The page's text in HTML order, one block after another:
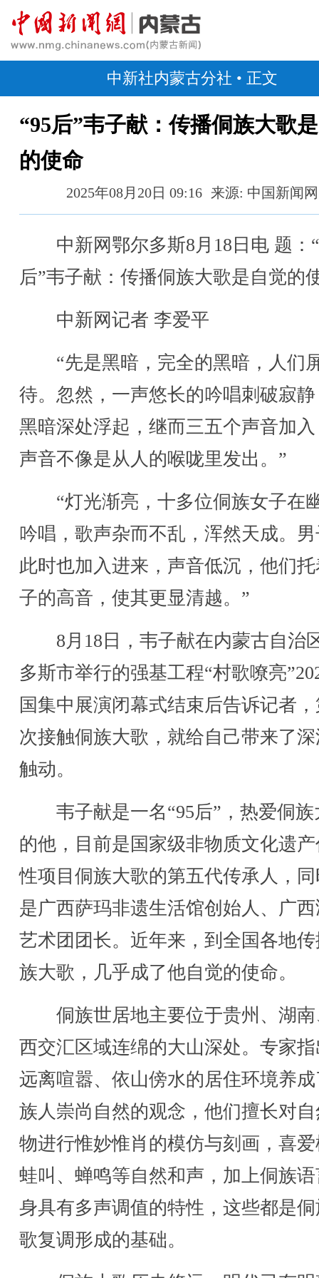
中新社内蒙古分社 • 正文
“95后”韦子献：传播侗族大歌
的使命
2025年08月20日 09:16 来源: 中国新闻网
中新网鄂尔多斯8月18日电 题：
后”韦子献：传播侗族大歌是自觉的
中新网记者 李爱平
“先是黑暗，完全的黑暗，人们
待。忽然，一声悠长的吟唱刺破寂
黑暗深处浮起，继而三五个声音加
声音不像是从人的喉咙里发出。”
“灯光渐亮，十多位侗族女子在
吟唱，歌声杂而不乱，浑然天成。
此时也加入进来，声音低沉，他们
子的高音，使其更显清越。”
8月18日，韦子献在内蒙古自治
多斯市举行的强基工程“村歌嘹亮
国集中展演闭幕式结束后告诉记者
次接触侗族大歌，就给自己带来了
触动。
韦子献是一名“95后”，热爱侗族
的他，目前是国家级非物质文化遗
性项目侗族大歌的第五代传承人，
是广西萨玛非遗生活馆创始人、广
艺术团团长。近年来，到全国各地
族大歌，几乎成了他自觉的使命。
侗族世居地主要位于贵州、湖南
西交汇区域连绵的大山深处。专家
远离喧嚣、依山傍水的居住环境养
族人崇尚自然的观念，他们擅长对
物进行惟妙惟肖的模仿与刻画，喜
蛙叫、蝉鸣等自然和声，加上侗族
身具有多声调值的特性，这些都是
歌复调形成的基础。